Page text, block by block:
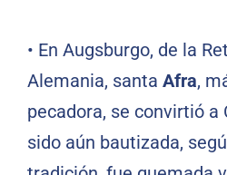
• En Augsburgo, de la
Alemania, santa Afra,
pecadora, se convirtió a
sido aún bautizada,